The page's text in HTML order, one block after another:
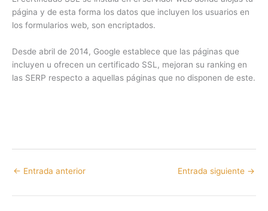
página y de esta forma los datos que incluyen los usuarios en
los formularios web, son encriptados.
Desde abril de 2014, Google establece que las páginas que
incluyen u ofrecen un certificado SSL, mejoran su ranking en
las SERP respecto a aquellas páginas que no disponen de este.
← Entrada anterior Entrada siguiente →